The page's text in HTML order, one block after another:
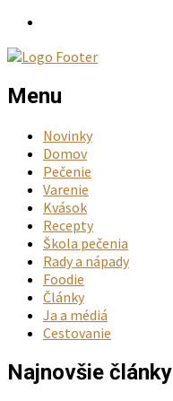
Menu
Novinky
Domov
Pečenie
Varenie
Kvások
Recepty
Škola pečenia
Rady a nápady
Foodie
Články
Ja a médiá
Cestovanie
Najnovšie články